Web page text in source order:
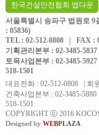
한국건설안전협회 앱다운
서울특별시 송파구 법원로 9
: 05836)
TEL : 02-512-0808 | FAX :
기획관리본부 : 02-3485-
토목사업본부 : 02-3485-
518-1501
대표전화 : 02-512-0808 | 회
건축사업본부 : 02-3485-
518-1501
COPYRIGHT ⓒ2016
Designed by WEBPLAZA